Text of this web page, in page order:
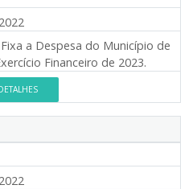
a Despesa do Município de
Financeiro de 2023.